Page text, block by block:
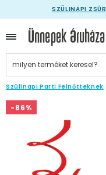
SZÜLINAPI ZSÚR
Szülinapi Parti Felnőtteknek
-86%